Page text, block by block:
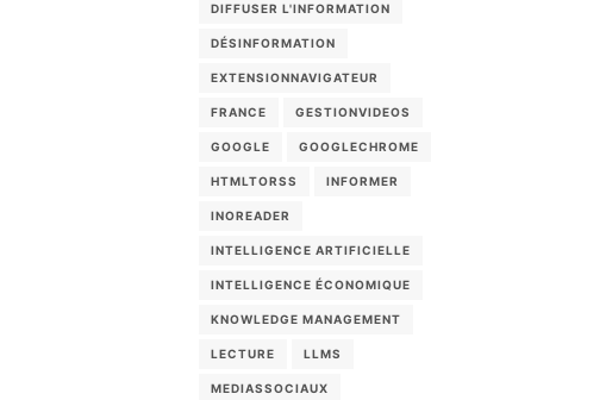
DIFFUSER L'INFORMATION
DÉSINFORMATION
EXTENSIONNAVIGATEUR
FRANCE GESTIONVIDEOS
GOOGLE GOOGLECHROME
HTMLTORSS INFORMER
INOREADER
INTELLIGENCE ARTIFICIELLE
INTELLIGENCE ÉCONOMIQUE
KNOWLEDGE MANAGEMENT
LECTURE LLMS
MEDIASSOCIAUX